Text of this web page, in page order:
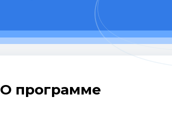
О программе